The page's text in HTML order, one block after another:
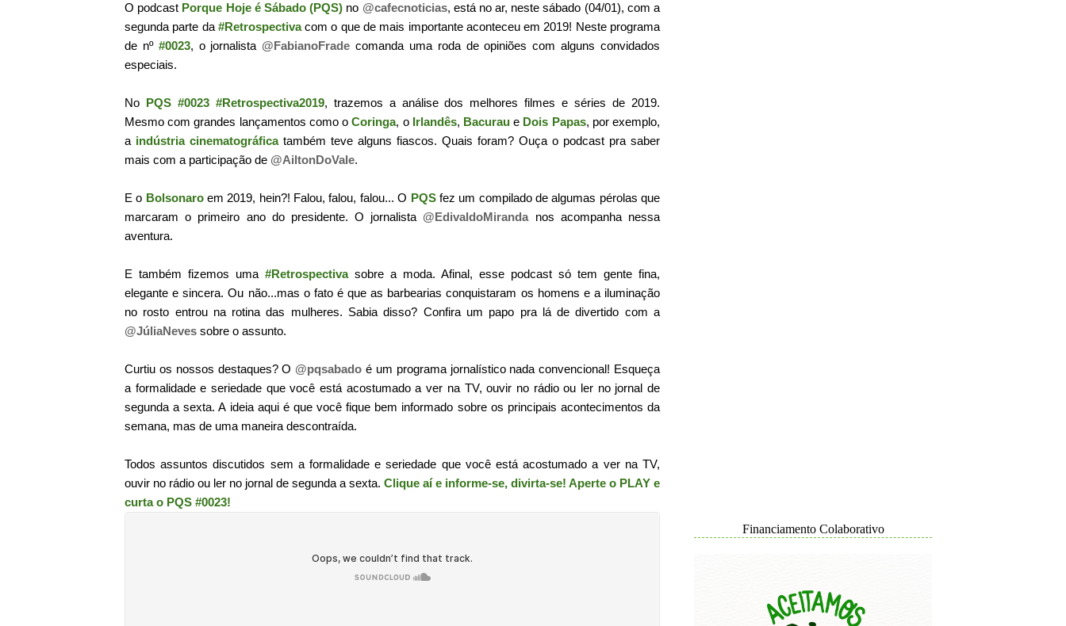
O podcast Porque Hoje é Sábado (PQS) no @cafecnoticias, está no ar, neste sábado (04/01), com a
segunda parte da #Retrospectivacom o que de mais importante aconteceu em 2019! Neste programa
de nº #0023, o jornalista @FabianoFrade comanda uma roda de opiniões com alguns convidados
especiais.
No PQS #0023 #Retrospectiva2019, trazemos a análise dos melhores filmes e séries de 2019.
Mesmo com grandes lançamentos como oCoringa, o Irlandês, Bacuraue Dois Papas, por exemplo,
a indústria cinematográficatambém teve alguns fiascos. Quais foram? Ouça o podcast pra saber
mais com a participação de @AiltonDoVale.
E o Bolsonaroem 2019, hein?! Falou, falou, falou... O PQSfez um compilado de algumas pérolas que
marcaram o primeiro ano do presidente. O jornalista @EdivaldoMiranda nos acompanha nessa
aventura.
E também fizemos uma #Retrospectivasobre a moda. Afinal, esse podcast só tem gente fina,
elegante e sincera. Ou não...mas o fato é que as barbearias conquistaram os homens e a iluminação
no rosto entrou na rotina das mulheres. Sabia disso? Confira um papo pra lá de divertido com a
@JúliaNeves sobre o assunto.
Curtiu os nossos destaques? O @pqsabado é um programa jornalístico nada convencional! Esqueça
a formalidade e seriedade que você está acostumado a ver na TV, ouvir no rádio ou ler no jornal de
segunda a sexta. A ideia aqui é que você fique bem informado sobre os principais acontecimentos da
semana, mas de uma maneira descontraída.
Todos assuntos discutidos sem a formalidade e seriedade que você está acostumado a ver na TV,
ouvir no rádio ou ler no jornal de segunda a sexta. Clique aí e informe-se, divirta-se! Aperte o PLAY e
curta o PQS #0023!
Financiamento Colaborativo